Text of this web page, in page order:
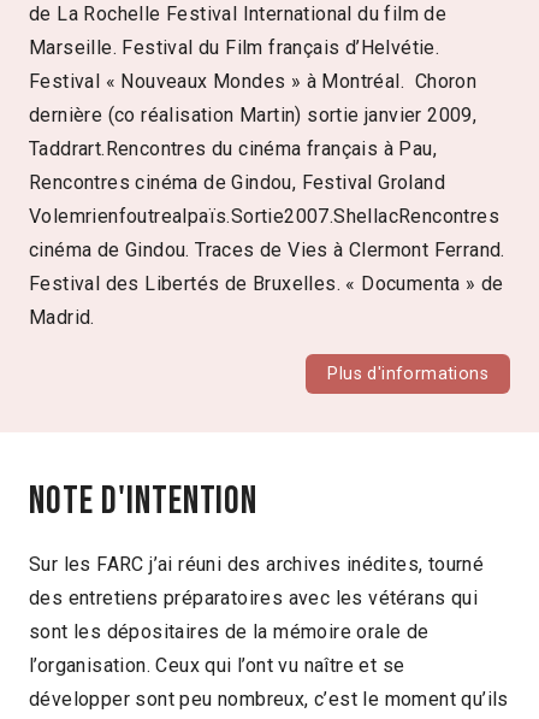
de La Rochelle Festival International du film de
Marseille. Festival du Film français d’Helvétie.
Festival « Nouveaux Mondes » à Montréal. Choron
dernière (co réalisation Martin) sortie janvier 2009,
Taddrart.Rencontres du cinéma français à Pau,
Rencontres cinéma de Gindou, Festival Groland
Volemrienfoutrealpaïs.Sortie2007.ShellacRencontres
cinéma de Gindou. Traces de Vies à Clermont Ferrand.
Festival des Libertés de Bruxelles. « Documenta » de
Madrid.
Plus d'informations
Note d'intention
Sur les FARC j’ai réuni des archives inédites, tourné
des entretiens préparatoires avec les vétérans qui
sont les dépositaires de la mémoire orale de
l’organisation. Ceux qui l’ont vu naître et se
développer sont peu nombreux, c’est le moment qu’ils